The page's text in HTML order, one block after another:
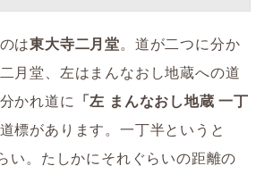
は東大寺二月堂。道が二つに分か
月堂、左はまんなおし地蔵への道
かれ道に 「左 まんなおし地蔵 一丁
標があります。一丁半というと
い。たしかにそれぐらいの距離の